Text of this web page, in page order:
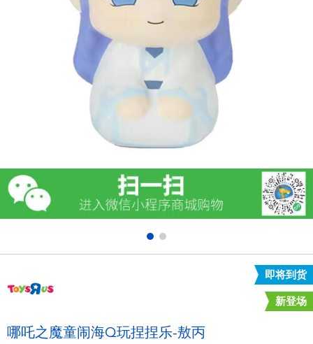
手工艺，文具，蜡笔，泥胶，画板
娃娃，芭比，收藏公仔
电子玩具
游戏及拼图系列
益智学习玩具
户外及运动产品
模仿，化妆及造型系列
毛绒公仔玩具
即将到货
新登场
哪吒之魔童闹海Q玩捏捏乐-敖丙